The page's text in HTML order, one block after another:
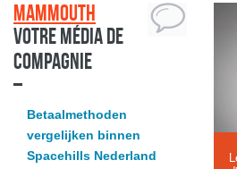
Mammouth
Votre média de
compagnie
Betaalmethoden
vergelijken binnen
Spacehills Nederland